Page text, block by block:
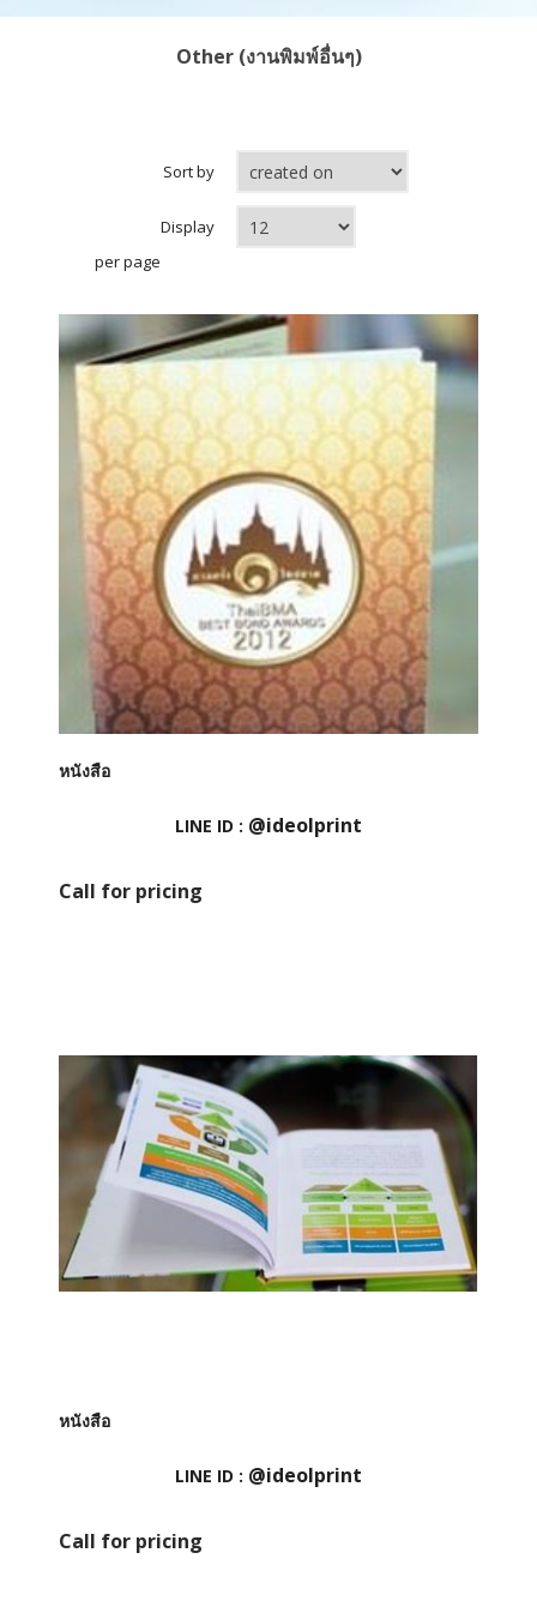
Other (งานพิมพ์อื่นๆ)
Sort by
Display
per page
หนังสือ
LINE ID : @ideolprint
Call for pricing
หนังสือ
LINE ID : @ideolprint
Call for pricing